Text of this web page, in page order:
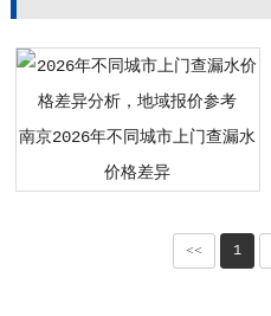
南京2026年不同城市上门查漏水
价格差异
<< 1